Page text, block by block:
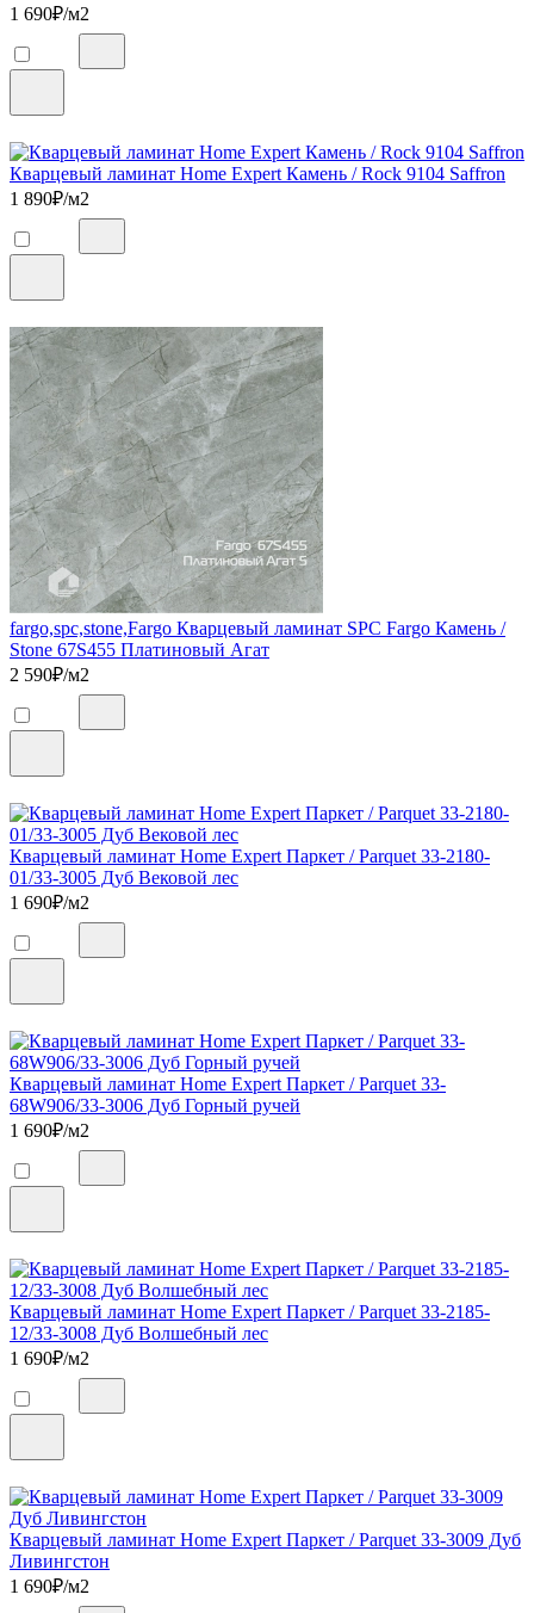
1 690₽/м2
Кварцевый ламинат Home Expert Камень / Rock 9104 Saffron
1 890₽/м2
fargo,spc,stone,Fargo Кварцевый ламинат SPC Fargo Камень /
Stone 67S455 Платиновый Агат
2 590₽/м2
Кварцевый ламинат Home Expert Паркет / Parquet 33-2180-
01/33-3005 Дуб Вековой лес
1 690₽/м2
Кварцевый ламинат Home Expert Паркет / Parquet 33-
68W906/33-3006 Дуб Горный ручей
1 690₽/м2
Кварцевый ламинат Home Expert Паркет / Parquet 33-2185-
12/33-3008 Дуб Волшебный лес
1 690₽/м2
Кварцевый ламинат Home Expert Паркет / Parquet 33-3009 Дуб
Ливингстон
1 690₽/м2